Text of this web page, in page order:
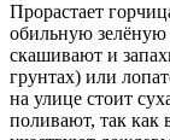
Прорастает
обильную зелёную
скашивают и
грунтах) или
на улице стоит
поливают, так как